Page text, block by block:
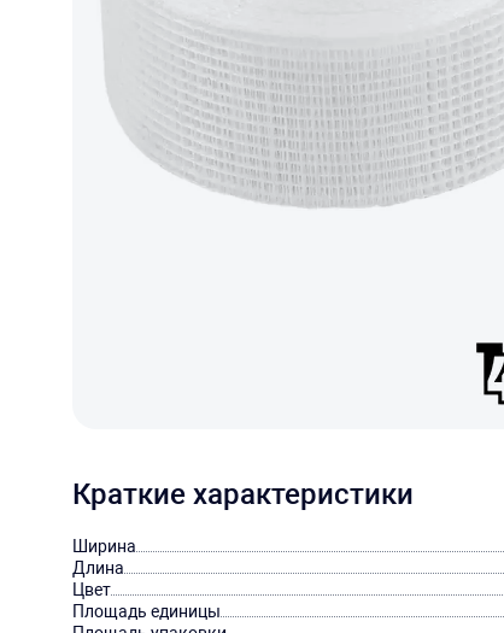
Краткие характеристики
Ширина
Длина
Цвет
Площадь единицы